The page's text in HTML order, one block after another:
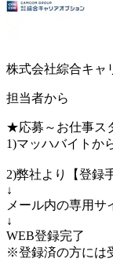
株式会社綜合キャ
担当者から
★応募～お仕事ス
1)マッハバイトか
2)弊社より【登録
↓
メール内の専用サ
↓
WEB登録完了
※登録済の方には